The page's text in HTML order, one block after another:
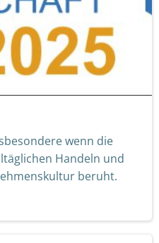
wenn die
Handeln und
beruht.